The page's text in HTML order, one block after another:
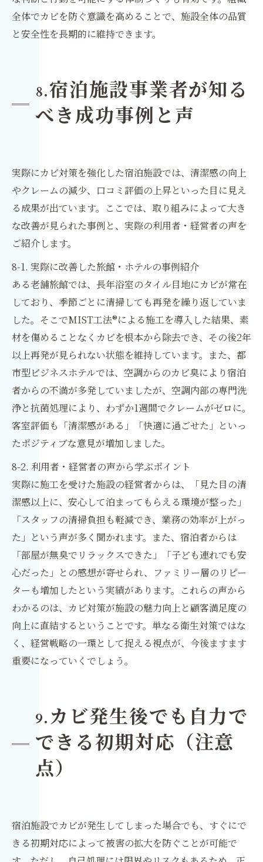
全体でカビを防ぐ意識を高めることで、施設全体の品質
と安全性を長期的に維持できます。
8.宿泊施設事業者が知る
べき成功事例と声
実際にカビ対策を強化した宿泊施設では、清潔感の向上
やクレームの減少、口コミ評価の上昇といった目に見え
る成果が出ています。ここでは、取り組みによって大き
な改善が見られた事例と、実際の利用者・経営者の声を
ご紹介します。
8-1. 実際に改善した旅館・ホテルの事例紹介
ある老舗旅館では、長年浴室のタイル目地にカビが常在
しており、季節ごとに清掃しても再発を繰り返していま
した。そこでMIST工法®による施工を導入した結果、素
材を傷めることなくカビを根本から除去でき、その後2年
以上再発が見られない状態を維持しています。また、都
市型ビジネスホテルでは、空調からのカビ臭により宿泊
者からの不満が多発していましたが、空調内部の専門洗
浄と抗菌処理により、わずか1週間でクレームがゼロに。
客室評価も「清潔感がある」「快適に過ごせた」といっ
たポジティブな意見が増加しました。
8-2. 利用者・経営者の声から学ぶポイント
実際に施工を受けた施設の経営者からは、「見た目の清
潔感以上に、安心して泊まってもらえる環境が整った」
「スタッフの清掃負担も軽減でき、業務の効率が上がっ
た」という声が多く聞かれます。また、宿泊者からは
「部屋が無臭でリラックスできた」「子ども連れでも安
心だった」との感想が寄せられ、ファミリー層のリピー
ターも増加したという実績があります。これらの声から
わかるのは、カビ対策が施設の魅力向上と顧客満足度の
向上に直結するということです。単なる衛生対策ではな
く、経営戦略の一環として捉える視点が、今後ますます
重要になっていくでしょう。
9.カビ発生後でも自力で
できる初期対応（注意
点）
宿泊施設でカビが発生してしまった場合でも、すぐにで
きる初期対応によって被害の拡大を防ぐことが可能で